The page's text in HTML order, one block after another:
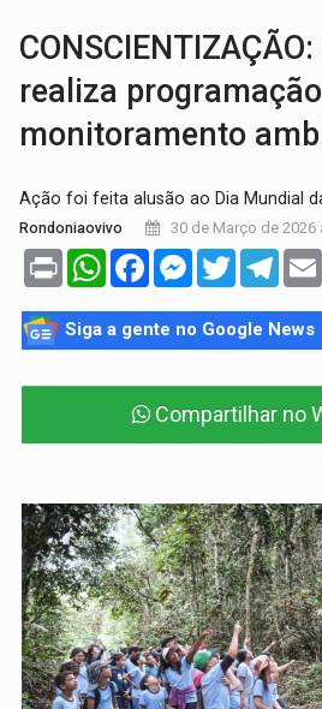
Sobe para cinco
realiza
monitoramento
Ação foi feita alusão ao Dia Mundial
Rondoniaovivo 30 de Março de 2026
Print WhatsAppFacebookMessenger
Twitter
Siga a gente no Google News
Compartilhar no